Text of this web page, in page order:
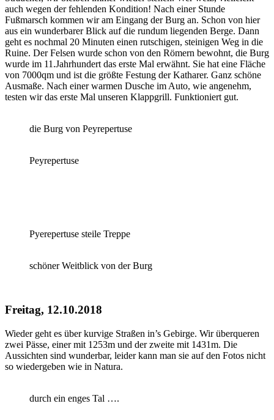
auch wegen der fehlenden Kondition! Nach einer Stunde
Fußmarsch kommen wir am Eingang der Burg an. Schon von hier
aus ein wunderbarer Blick auf die rundum liegenden Berge. Dann
geht es nochmal 20 Minuten einen rutschigen, steinigen Weg in die
Ruine. Der Felsen wurde schon von den Römern bewohnt, die Burg
wurde im 11.Jahrhundert das erste Mal erwähnt. Sie hat eine Fläche
von 7000qm und ist die größte Festung der Katharer. Ganz schöne
Ausmaße. Nach einer warmen Dusche im Auto, wie angenehm,
testen wir das erste Mal unseren Klappgrill. Funktioniert gut.
die Burg von Peyrepertuse
Peyrepertuse
Pyerepertuse steile Treppe
schöner Weitblick von der Burg
Freitag, 12.10.2018
Wieder geht es über kurvige Straßen in’s Gebirge. Wir überqueren
zwei Pässe, einer mit 1253m und der zweite mit 1431m. Die
Aussichten sind wunderbar, leider kann man sie auf den Fotos nicht
so wiedergeben wie in Natura.
durch ein enges Tal ….